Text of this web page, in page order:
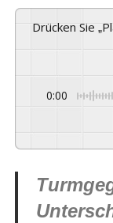
Drücken Sie
0:00